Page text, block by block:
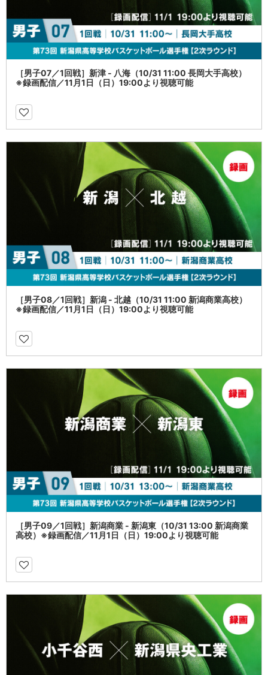
［男子07／1回戦］新津 - 八海（10/31 11:00 長岡大手高校）
※録画配信／11月1日（日）19:00より視聴可能
［男子08／1回戦］新潟 - 北越（10/31 11:00 新潟商業高校）
※録画配信／11月1日（日）19:00より視聴可能
［男子09／1回戦］新潟商業 - 新潟東（10/31 13:00 新潟商業
高校）※録画配信／11月1日（日）19:00より視聴可能